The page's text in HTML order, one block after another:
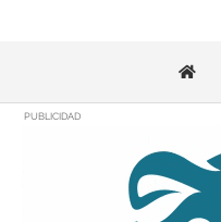
PUBLICIDAD